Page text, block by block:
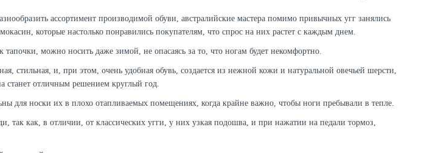
ассортимент производимой обуви, австралийские мастера помимо привычных угг занялись
которые настолько понравились покупателям, что спрос на них растет с каждым днем.
тапочки, можно носить даже зимой, не опасаясь за то, что ногам будет некомфортно.
стильная, и, при этом, очень удобная обувь, создается из нежной кожи и натуральной овечьей шерсти,
станет отличным решением круглый год.
для носки их в плохо отапливаемых помещениях, когда крайне важно, чтобы ноги пребывали в тепле.
так как, в отличии, от классических угги, у них узкая подошва, и при нажатии на педали тормоз,